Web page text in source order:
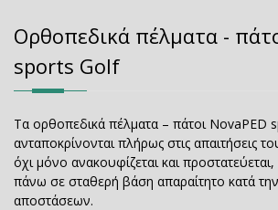
Ορθοπεδικά πέλματα -
sports Golf
Tα ορθοπεδικά πέλματα – πάτοι NovaPED
ανταποκρίνονται πλήρως στις απαιτήσεις
όχι μόνο ανακουφίζεται και
πάνω σε σταθερή βάση απαραίτητο κατά
αποστάσεων.